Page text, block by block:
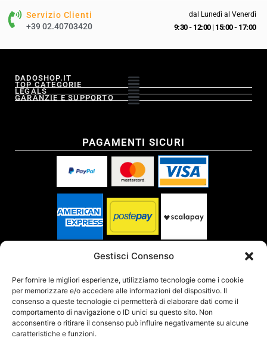
Gestisci Consenso
Per fornire le migliori esperienze, utilizziamo tecnologie come i cookie
per memorizzare e/o accedere alle informazioni del dispositivo. Il
consenso a queste tecnologie ci permetterà di elaborare dati come il
comportamento di navigazione o ID unici su questo sito. Non
acconsentire o ritirare il consenso può influire negativamente su alcune
caratteristiche e funzioni.
Servizio Clienti
+39 02.40703420
dal Lunedì al Venerdì
9:30 - 12:00| 15:00 - 17:00
DADOSHOP.IT
TOP CATEGORIE
LEGALS
GARANZIE E SUPPORTO
PAGAMENTI SICURI
SPEDITO DA
SITO CERTIFICATO